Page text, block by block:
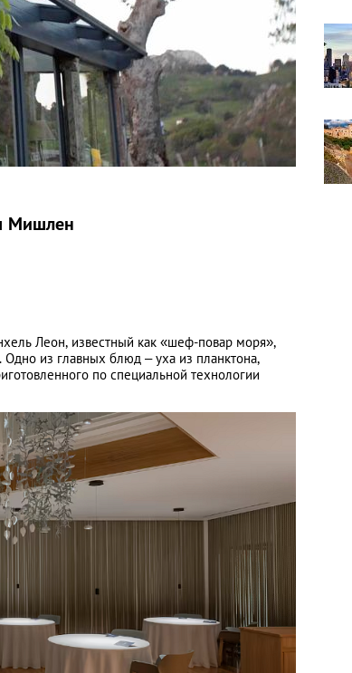
Мишлен
Леон, известный как «шеф-повар моря»,
из главных блюд – уха из планктона,
по специальной технологии